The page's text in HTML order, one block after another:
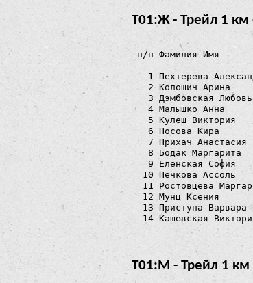
Т01:Ж - Трейл 1 км
п/п Фамилия Имя
1 Пехтерева
2 Колошич Арина
3 Дэмбовская
4 Малышко Анна
5 Кулеш Виктория
6 Носова Кира
7 Прихач Анастасия
8 Бодак Маргарита
9 Еленская София
10 Печкова Ассоль
11 Ростовцева
12 Мунц Ксения
13 Приступа Варвара
14 Кашевская
Т01:М - Трейл 1